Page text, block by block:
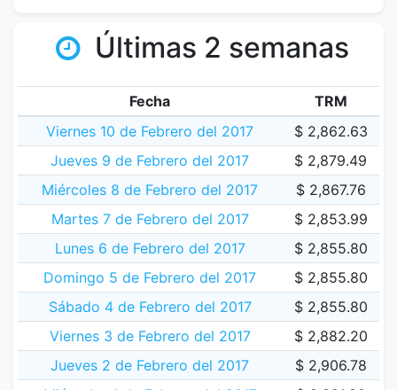
Últimas 2 semanas
Fecha
TRM
Viernes 10 de Febrero del 2017
$ 2,862.63
Jueves 9 de Febrero del 2017
$ 2,879.49
Miércoles 8 de Febrero del 2017
$ 2,867.76
Martes 7 de Febrero del 2017
$ 2,853.99
Lunes 6 de Febrero del 2017
$ 2,855.80
Domingo 5 de Febrero del 2017
$ 2,855.80
Sábado 4 de Febrero del 2017
$ 2,855.80
Viernes 3 de Febrero del 2017
$ 2,882.20
Jueves 2 de Febrero del 2017
$ 2,906.78